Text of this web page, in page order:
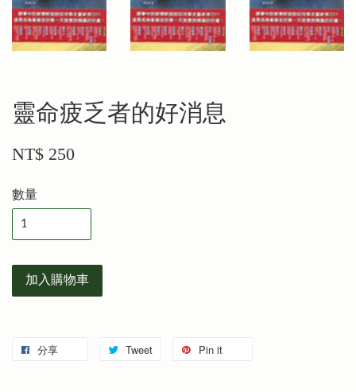
靈命疲乏者的好消息
NT$ 250
數量
加入購物車
分享 Tweet Pin it